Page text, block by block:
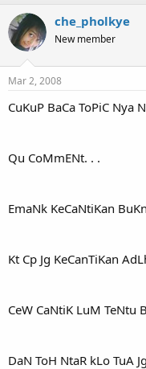
che_pholkye
New member
Mar 2, 2008
CuKuP BaCa ToPiC Nya
Qu CoMmENt. . .
EmaNk KeCaNtiKan
Kt Cp Jg KeCanTiKan
CeW CaNtiK LuM TeNtu
DaN ToH NtaR kLo TuA